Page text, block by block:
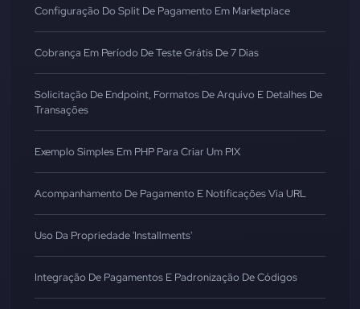
Configuração Do Split De Pagamento Em Marketplace
Cobrança Em Período De Teste Grátis De 7 Dias
Solicitação De Endpoint, Formatos De Arquivo E Detalhes De
Transações
Exemplo Simples Em PHP Para Criar Um PIX
Acompanhamento De Pagamento E Notificações Via URL
Uso Da Propriedade 'installments'
Integração De Pagamentos E Padronização De Códigos